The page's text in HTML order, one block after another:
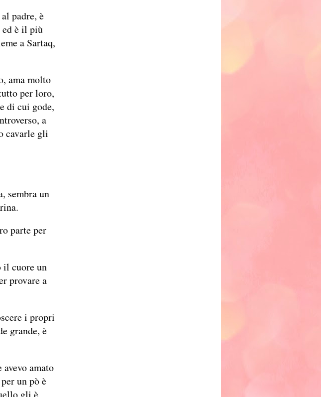
padre, è
ed è il più
a Sartaq,
ama molto
per loro,
di cui gode,
a
cavarle gli
sembra un
parte per
il cuore un
provare a
i propri
grande, è
amato
un pò è
gli è